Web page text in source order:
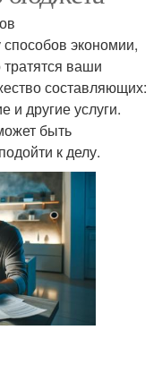
способов экономии,
ваши
составляющих:
и другие услуги.
быть
к делу.